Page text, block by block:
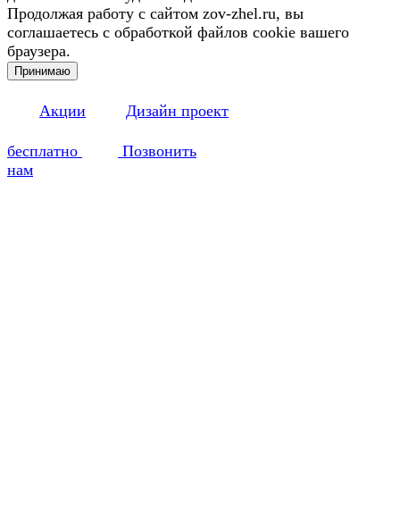
Продолжая работу с сайтом zov-zhel.ru, вы
соглашаетесь с обработкой файлов cookie вашего
браузера.
Принимаю
Акции Дизайн проект
бесплатно
Позвонить
нам